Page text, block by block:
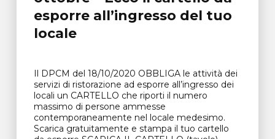
esporre all’ingresso del tuo
locale
Il DPCM del 18/10/2020 OBBLIGA le attività dei
servizi di ristorazione ad esporre all’ingresso dei
locali un CARTELLO che riporti il numero
massimo di persone ammesse
contemporaneamente nel locale medesimo.
Scarica gratuitamente e stampa il tuo cartello